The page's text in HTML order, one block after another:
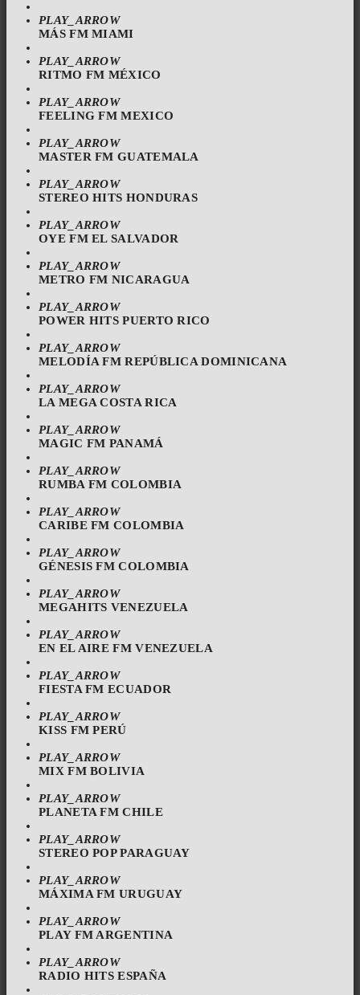
PLAY_ARROW
MÁS FM MIAMI
PLAY_ARROW
RITMO FM MÉXICO
PLAY_ARROW
FEELING FM MEXICO
PLAY_ARROW
MASTER FM GUATEMALA
PLAY_ARROW
STEREO HITS HONDURAS
PLAY_ARROW
OYE FM EL SALVADOR
PLAY_ARROW
METRO FM NICARAGUA
PLAY_ARROW
POWER HITS PUERTO RICO
PLAY_ARROW
MELODÍA FM REPÚBLICA DOMINICANA
PLAY_ARROW
LA MEGA COSTA RICA
PLAY_ARROW
MAGIC FM PANAMÁ
PLAY_ARROW
RUMBA FM COLOMBIA
PLAY_ARROW
CARIBE FM COLOMBIA
PLAY_ARROW
GÉNESIS FM COLOMBIA
PLAY_ARROW
MEGAHITS VENEZUELA
PLAY_ARROW
EN EL AIRE FM VENEZUELA
PLAY_ARROW
FIESTA FM ECUADOR
PLAY_ARROW
KISS FM PERÚ
PLAY_ARROW
MIX FM BOLIVIA
PLAY_ARROW
PLANETA FM CHILE
PLAY_ARROW
STEREO POP PARAGUAY
PLAY_ARROW
MÁXIMA FM URUGUAY
PLAY_ARROW
PLAY FM ARGENTINA
PLAY_ARROW
RADIO HITS ESPAÑA